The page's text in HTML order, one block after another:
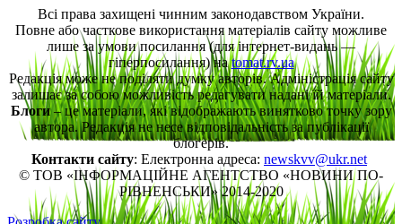
Всі права захищені чинним законодавством України.
Повне або часткове використання матеріалів сайту можливе
лише за умови посилання (для інтернет-видань —
гіперпосилання) наtomat.rv.ua
Редакція може не поділяти думку авторів. Адміністрація сайту
залишає за собою можливість редагувати надані їй матеріали.
Блоги– це матеріали, які відображають винятково точку зору
автора. Редакція не несе відповідальність за публікації
блогерів.
Контакти сайту: Електронна адреса: newskvv@ukr.net
© ТОВ «ІНФОРМАЦІЙНЕ АГЕНТСТВО «НОВИНИ ПО-
РІВНЕНСЬКИ» 2014-2020